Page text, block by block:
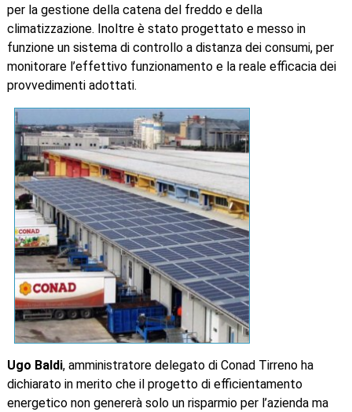
per la gestione della catena del freddo e della
climatizzazione. Inoltre è stato progettato e messo in
funzione un sistema di controllo a distanza dei consumi, per
monitorare l’effettivo funzionamento e la reale efficacia dei
provvedimenti adottati.
Ugo Baldi, amministratore delegato di Conad Tirreno ha
dichiarato in merito che il progetto di efficientamento
energetico non genererà solo un risparmio per l’azienda ma